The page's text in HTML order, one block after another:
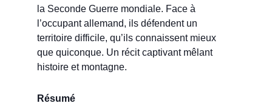
la Seconde Guerre mondiale. Face à
l’occupant allemand, ils défendent un
territoire difficile, qu’ils connaissent mieux
que quiconque. Un récit captivant mêlant
histoire et montagne.
Résumé